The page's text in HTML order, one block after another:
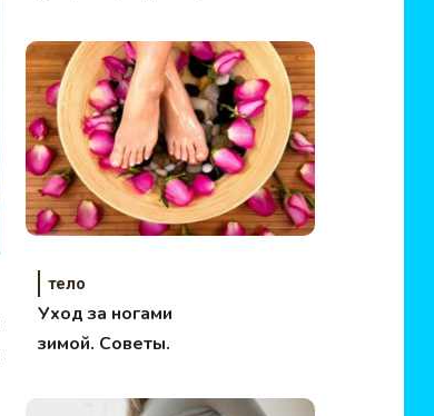
тело
Уход за ногами
зимой. Советы.